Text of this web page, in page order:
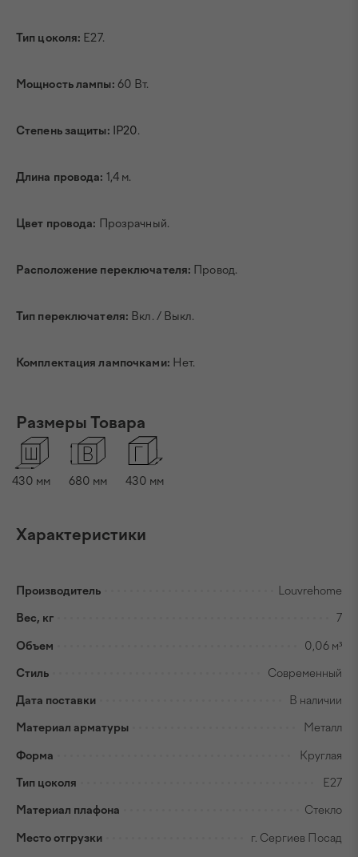
Тип цоколя: E27.
Мощность лампы: 60 Вт.
Степень защиты: IP20.
Длина провода: 1,4 м.
Цвет провода: Прозрачный.
Расположение переключателя: Провод.
Тип переключателя: Вкл. / Выкл.
Комплектация лампочками: Нет.
Размеры Товара
430 мм 680 мм 430 мм
Характеристики
Производитель Louvrehome
Вес, кг 7
Объем 0,06 м³
Стиль Современный
Дата поставки В наличии
Материал арматуры Металл
Форма Круглая
Тип цоколя E27
Материал плафона Стекло
Место отгрузки г. Сергиев Посад